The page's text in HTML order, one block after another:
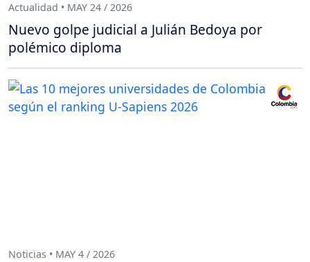
Actualidad • MAY 24 / 2026
Nuevo golpe judicial a Julián Bedoya por
polémico diploma
Noticias • MAY 4 / 2026